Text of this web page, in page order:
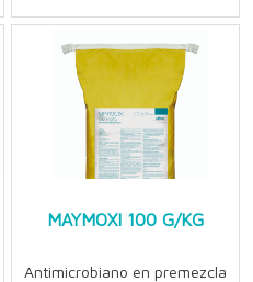
MAYMOXI 100 G/KG
Antimicrobiano en premezcla